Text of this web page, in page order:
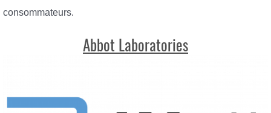
consommateurs.
Abbot Laboratories